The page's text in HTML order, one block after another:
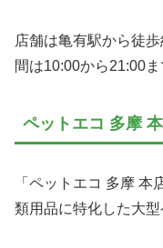
店舗は亀有駅から徒
間は10:00から21:00ま
ペットエコ 多摩
「ペットエコ 多摩
類用品に特化した大型